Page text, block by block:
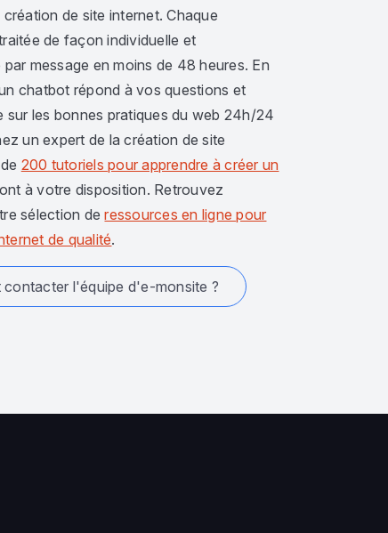
de site internet. Chaque
de façon individuelle et
message en moins de 48 heures. En
chatbot répond à vos questions et
sur les bonnes pratiques du web 24h/24
un expert de la création de site
200 tutoriels pour apprendre à créer un
à votre disposition. Retrouvez
sélection deressources en ligne pour
de qualité.
contacter l'équipe d'e-monsite ?